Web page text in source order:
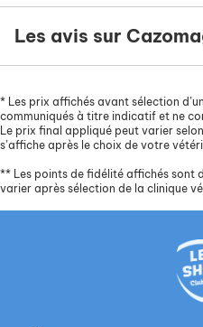
Les avis sur
* Les prix affichés avant sélection
communiqués à titre indicatif et ne
Le prix final appliqué peut varier
s’affiche après le choix de votre
** Les points de fidélité affichés
varier après sélection de la clinique